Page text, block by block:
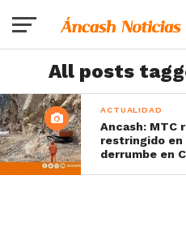
All posts
ACTUALIDAD
Ancash: MTC
restringido en
derrumbe en